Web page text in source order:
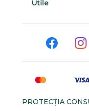
Utile
PROTECŢIA